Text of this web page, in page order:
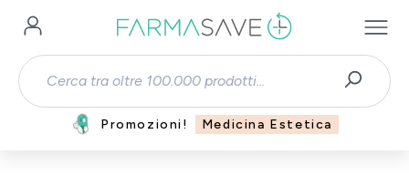
Passa al contenuto principale
Promozioni! Medicina Estetica